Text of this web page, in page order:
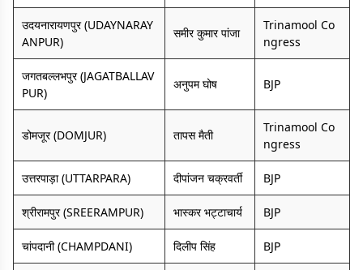
उदयनारायणपुर (UDAYNARAY
ANPUR)
समीर कुमार पांजा
Trinamool Co
ngress
जगतबल्लभपुर (JAGATBALLAV
PUR)
अनुपम घोष BJP
डोमजूर (DOMJUR) तापस मैती
Trinamool Co
ngress
उत्तरपाड़ा (UTTARPARA) दीपांजन चक्रवर्ती BJP
श्रीरामपुर (SREERAMPUR) भास्कर भट्टाचार्य BJP
चांपदानी (CHAMPDANI) दिलीप सिंह BJP